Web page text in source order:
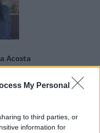
My Personal
to third parties, or
information for
Acosta